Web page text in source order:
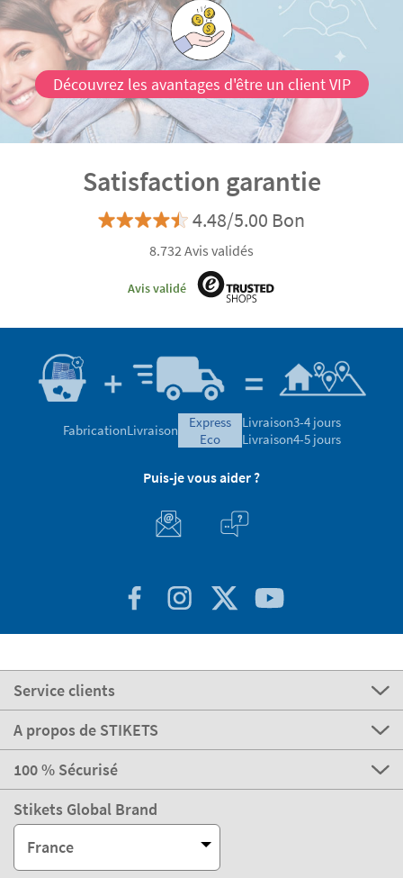
Découvrez les avantages d'être un client VIP
Satisfaction garantie
4.48/5.00 Bon
8.732 Avis validés
Avis validé
FabricationLivraison
express
eco
Livraison3-4 jours
Livraison4-5 jours
Puis-je vous aider ?
Service clients
A propos de STIKETS
100 % Sécurisé
Stikets Global Brand
France